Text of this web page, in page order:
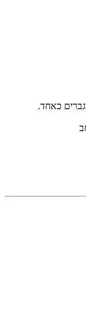
כאחד.